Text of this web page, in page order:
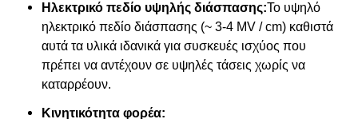
Ηλεκτρικό πεδίο υψηλής διάσπασης:Το υψηλό
ηλεκτρικό πεδίο διάσπασης (~ 3-4 MV / cm) καθιστά
αυτά τα υλικά ιδανικά για συσκευές ισχύος που
πρέπει να αντέχουν σε υψηλές τάσεις χωρίς να
καταρρέουν.
Κινητικότητα φορέα: